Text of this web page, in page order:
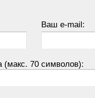
Ваш e-mail:
(макс. 70 символов):